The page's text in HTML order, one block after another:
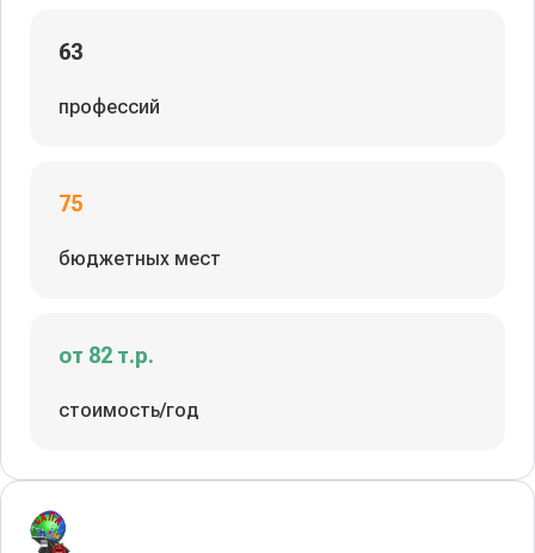
63
профессий
75
бюджетных мест
от 82 т.р.
стоимость/год